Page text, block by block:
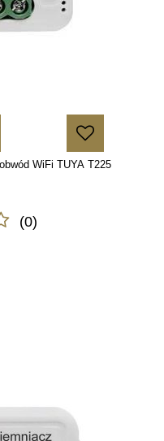
WiFi TUYA T225
(0)